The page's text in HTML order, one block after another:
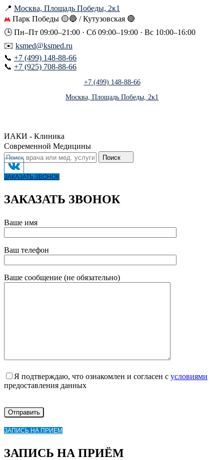
📍 Москва, Площадь Победы, 2к1
Парк Победы 🟡🔵 / Кутузовская 🔴
🕒 Пн–Пт 09:00–21:00 · Сб 09:00–19:00 · Вс 10:00–16:00
✉️ ksmed@ksmed.ru
📞 +7 (499) 148-88-66
📞 +7 (925) 708-88-66
+7 (499) 148-88-66
Москва, Площадь Победы, 2к1
ИАКИ - Клиника
Современной Медицины
Поиск
ЗАКАЗАТЬ ЗВОНОК
ЗАКАЗАТЬ ЗВОНОК
Ваше имя
Ваш телефон
Ваше сообщение (не обязательно)
Я подтверждаю, что ознакомлен и согласен с условиями
предоставления данных
ЗАПИСЬ НА ПРИЕМ
ЗАПИСЬ НА ПРИЁМ